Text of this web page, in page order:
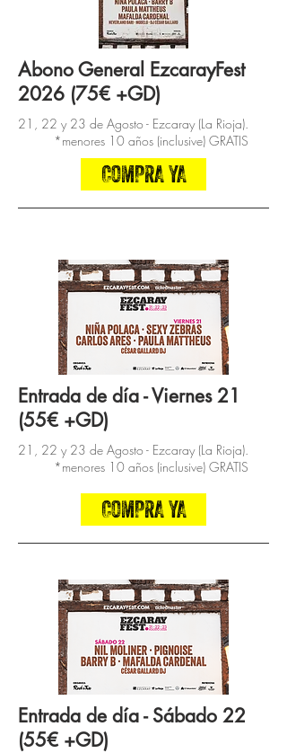
Abono General EzcarayFest
2026 (75€ +GD)
21, 22 y 23 de Agosto - Ezcaray (La Rioja).
*menores 10 años (inclusive) GRATIS
COMPRA YA
Entrada de día - Viernes 21
(55€ +GD)
21, 22 y 23 de Agosto - Ezcaray (La Rioja).
*menores 10 años (inclusive) GRATIS
COMPRA YA
Entrada de día - Sábado 22
(55€ +GD)